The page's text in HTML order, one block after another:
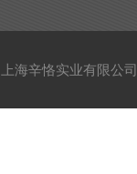
海辛恪实业有限公